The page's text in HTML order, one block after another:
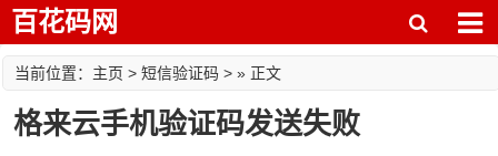
百花码网
当前位置： 主页 > 短信验证码 > » 正文
格来云手机验证码发送失败